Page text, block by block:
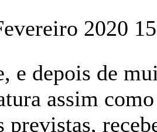
2020
e depois de
assim
previstas,